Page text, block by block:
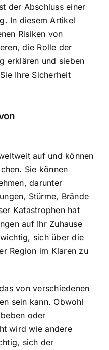
der Abschluss einer
In diesem Artikel
Risiken von
die Rolle der
erklären und sieben
Ihre Sicherheit
auf und können
Sie können
darunter
Stürme, Brände
Katastrophen hat
auf Ihr Zuhause
sich über die
Region im Klaren zu
von verschiedenen
sein kann. Obwohl
oder
wird wie andere
sich der